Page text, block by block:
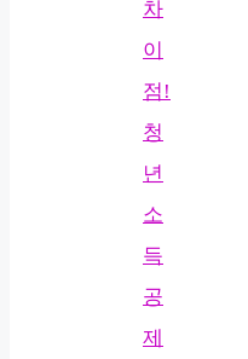
차
이
점!
청
년
소
득
공
제